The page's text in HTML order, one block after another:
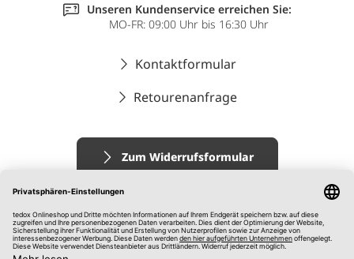
Unseren Kundenservice erreichen Sie:
MO-FR: 09:00 Uhr bis 16:30 Uhr
Kontaktformular
Retourenanfrage
Zum Widerrufsformular
Impressum
AGB